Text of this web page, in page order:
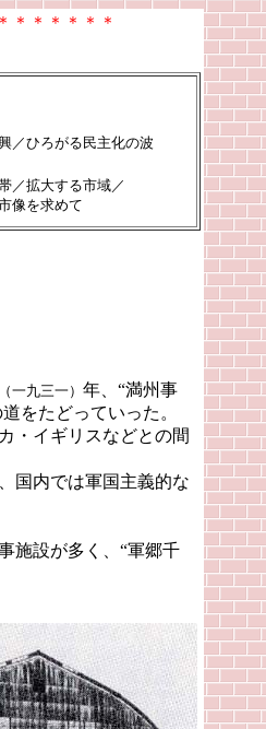
＊＊＊＊＊＊
ひろがる民主化の波
拡大する市域／
像を求めて
（一九三一） 年、“満州事
をたどっていった。
・イギリスなどとの間
国内では軍国主義的な
施設が多く、“軍郷千